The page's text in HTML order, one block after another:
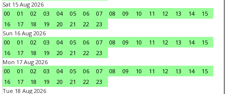
Sat 15 Aug 2026
00
01 02 03 04 05 06 07 08 09 10 11 12 13 14
15
16
17 18 19 20 21 22
23
Sun 16 Aug 2026
00
01 02 03 04 05 06 07 08 09 10 11 12 13 14
15
16
17 18 19 20 21 22
23
Mon 17 Aug 2026
00
01 02 03 04 05 06 07 08 09 10 11 12 13 14
15
16
17 18 19 20 21 22
23
Tue 18 Aug 2026